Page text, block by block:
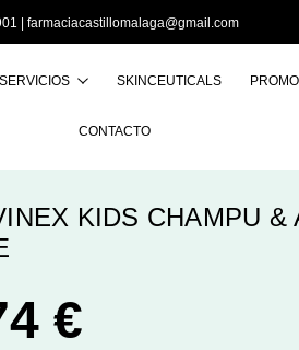
| farmaciacastillomalaga@gmail.com
SERVICIOS SKINCEUTICALS
CONTACTO
KIDS CHAMPU
€